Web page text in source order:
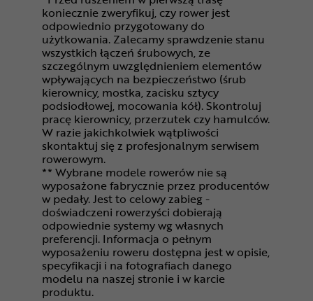
koniecznie zweryfikuj, czy rower jest
odpowiednio przygotowany do
użytkowania. Zalecamy sprawdzenie stanu
wszystkich łączeń śrubowych, ze
szczególnym uwzględnieniem elementów
wpływających na bezpieczeństwo (śrub
kierownicy, mostka, zacisku sztycy
podsiodłowej, mocowania kół). Skontroluj
pracę kierownicy, przerzutek czy hamulców.
W razie jakichkolwiek wątpliwości
skontaktuj się z profesjonalnym serwisem
rowerowym.
** Wybrane modele rowerów nie są
wyposażone fabrycznie przez producentów
w pedały. Jest to celowy zabieg -
doświadczeni rowerzyści dobierają
odpowiednie systemy wg własnych
preferencji. Informacja o pełnym
wyposażeniu roweru dostępna jest w opisie,
specyfikacji i na fotografiach danego
modelu na naszej stronie i w karcie
produktu.